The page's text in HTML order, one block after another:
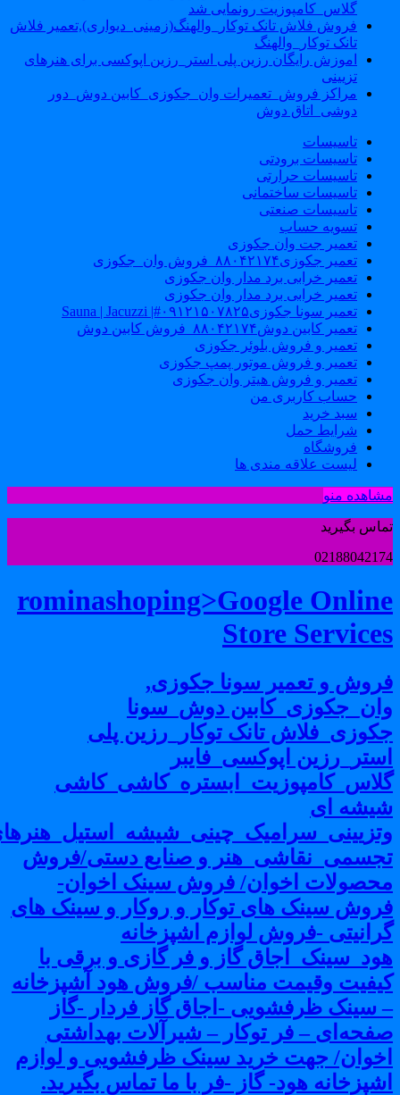
گلاس_کامپوزیت رونمایی شد
فروش فلاش تانک توکار_والهنگ(زمینی_دیواری),تعمیر فلاش
تانک توکار_والهنگ
اموزش رایگان رزین پلی استر_رزین اپوکسی برای هنرهای
تزیینی
مراکز فروش_تعمیرات وان_جکوزی_کابین دوش_دور
دوشی_اتاق دوش
تاسیسات
تاسیسات برودتی
تاسیسات حرارتی
تاسیسات ساختمانی
تاسیسات صنعتی
تسویه حساب
تعمیر جت وان جکوزی
تعمیر جکوزی۸۸۰۴۲۱۷۴_فروش وان_جکوزی
تعمیر خرابی برد مدار وان جکوزی
تعمیر خرابی برد مدار وان جکوزی
تعمیر سونا جکوزی۰۹۱۲۱۵۰۷۸۲۵#| Sauna | Jacuzzi
تعمیر کابین دوش۸۸۰۴۲۱۷۴_فروش کابین دوش
تعمیر و فروش بلوئر جکوزی
تعمیر و فروش موتور پمپ جکوزی
تعمیر و فروش هیتر وان جکوزی
حساب کاربری من
سبد خرید
شرایط حمل
فروشگاه
لیست علاقه مندی ها
منو
بگیرید
rominashoping>Google
Store
و تعمیر سونا جکوزی,
دوش_سونا
تانک توکار_رزین پلی
اپوکسی_فایبر
ای
و صنایع دستی/فروش
اخوان/ فروش سینک اخوان-
سینک های توکار و روکار و سینک های
-فروش لوازم اشپزخانه
گاز و فر گازی و برقی با
وقیمت مناسب /فروش هود آشپزخانه
سینک ظرفشویی -اجاق گاز فردار -گاز
– فر توکار – شیرآلات بهداشتی
جهت خرید سینک ظرفشویی و لوازم
هود- گاز -فر با ما تماس بگیرید.